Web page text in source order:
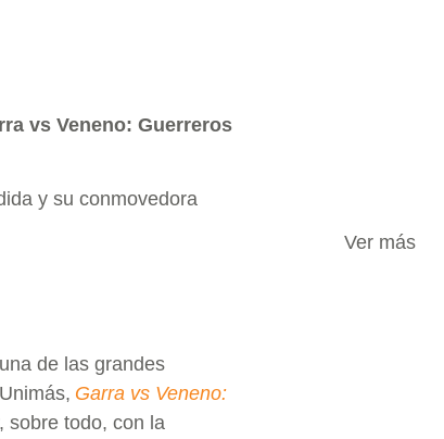
vs Veneno: Guerreros
y su conmovedora
de las grandes
Garra vs Veneno:
sobre todo, con la
Ver más